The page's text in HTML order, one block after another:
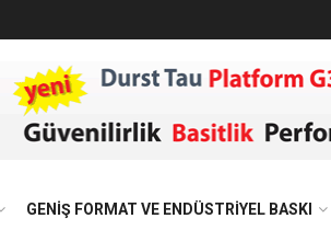
GENIŞ FORMAT VE ENDÜSTRIYEL BASKI